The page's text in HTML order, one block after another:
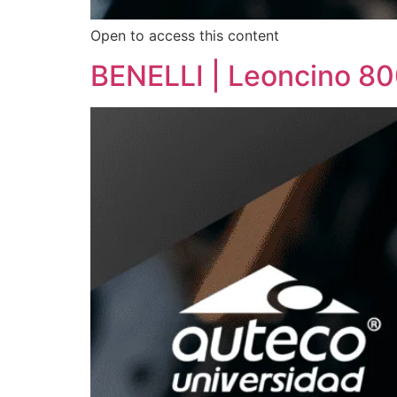
Open to access this content
BENELLI | Leoncino